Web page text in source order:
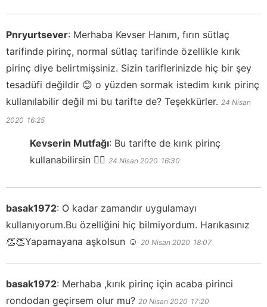
Pnryurtsever: Merhaba Kevser Hanım, fırın sütlaç
tarifinde pirinç, normal sütlaç tarifinde özellikle kırık
pirinç diye belirtmişsiniz. Sizin tariflerinizde hiç bir şey
tesadüfi değildir 😊 o yüzden sormak istedim kırık pirinç
kullanılabilir değil mi bu tarifte de? Teşekkürler. 24 Nisan
2020 16:25
Kevserin Mutfağı: Bu tarifte de kırık pirinç
kullanabilirsin 👍🏻 24 Nisan 2020 16:30
basak1972: O kadar zamandır uygulamayı
kullanıyorum.Bu özelliğini hiç bilmiyordum. Harıkasınız
👏👏Yapamayana aşkolsun ☺️ 20 Nisan 2020 18:07
basak1972: Merhaba ,kırık pirinç için acaba pirinci
rondodan geçirsem olur mu? 20 Nisan 2020 17:20